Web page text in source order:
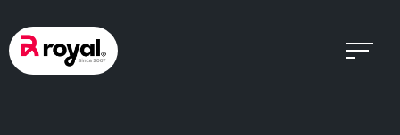
to
content